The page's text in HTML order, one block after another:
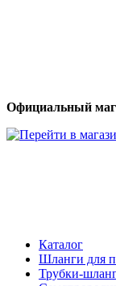
Официальный
Каталог
Шланги для
Трубки-